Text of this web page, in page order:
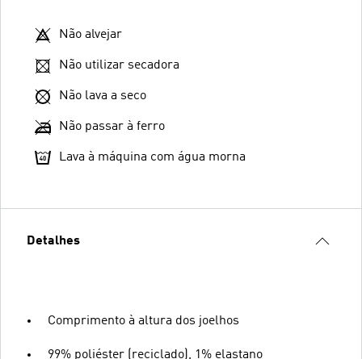
Não alvejar
Não utilizar secadora
Não lava a seco
Não passar à ferro
Lava à máquina com água morna
Detalhes
Comprimento à altura dos joelhos
99% poliéster (reciclado), 1% elastano